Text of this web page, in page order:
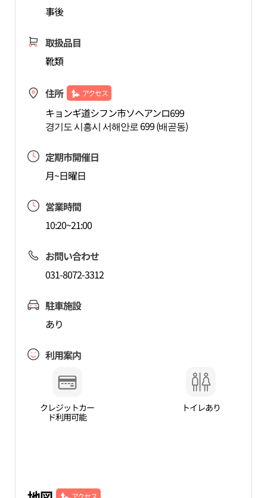
事後
取扱品目
靴類
住所 アクセス
キョンギ道シフン市ソヘアンロ699
경기도 시흥시 서해안로 699 (배곧동)
定期市開催日
月~日曜日
営業時間
10:20~21:00
お問い合わせ
031-8072-3312
駐車施設
あり
利用案内
クレジットカー
ド利用可能
トイレあり
アクセス